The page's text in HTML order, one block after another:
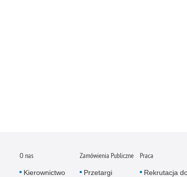
O nas
Kierownictwo
Zamówienia Publiczne
Przetargi
Praca
Rekrutacja